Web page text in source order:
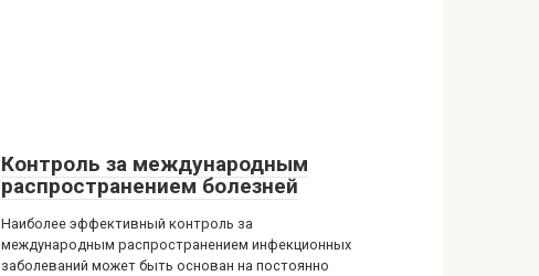
Контроль за международным
распространением болезней
Наиболее эффективный контроль за
международным распространением инфекционных
заболеваний может быть основан на постоянно